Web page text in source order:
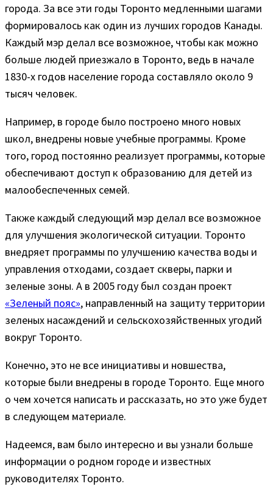
города. За все эти годы Торонто медленными шагами
формировалось как один из лучших городов Канады.
Каждый мэр делал все возможное, чтобы как можно
больше людей приезжало в Торонто, ведь в начале
1830-х годов население города составляло около 9
тысяч человек.
Например, в городе было построено много новых
школ, внедрены новые учебные программы. Кроме
того, город постоянно реализует программы, которые
обеспечивают доступ к образованию для детей из
малообеспеченных семей.
Также каждый следующий мэр делал все возможное
для улучшения экологической ситуации. Торонто
внедряет программы по улучшению качества воды и
управления отходами, создает скверы, парки и
зеленые зоны. А в 2005 году был создан проект
«Зеленый пояс», направленный на защиту территории
зеленых насаждений и сельскохозяйственных угодий
вокруг Торонто.
Конечно, это не все инициативы и новшества,
которые были внедрены в городе Торонто. Еще много
о чем хочется написать и рассказать, но это уже будет
в следующем материале.
Надеемся, вам было интересно и вы узнали больше
информации о родном городе и известных
руководителях Торонто.